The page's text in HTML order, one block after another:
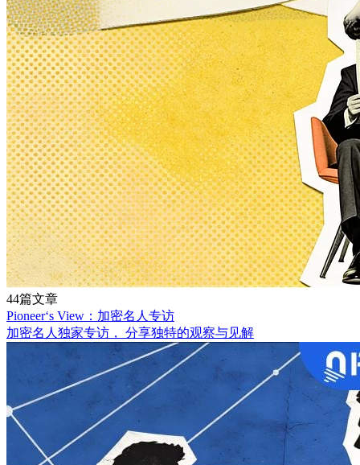
44篇文章
Pioneer‘s View：加密名人专访
加密名人独家专访， 分享独特的观察与见解